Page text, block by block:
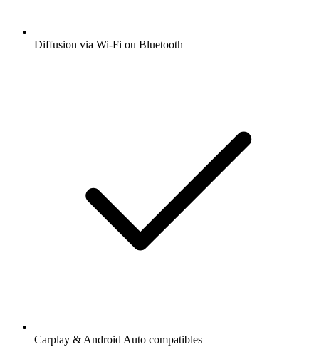
Diffusion via Wi-Fi ou Bluetooth
Carplay & Android Auto compatibles